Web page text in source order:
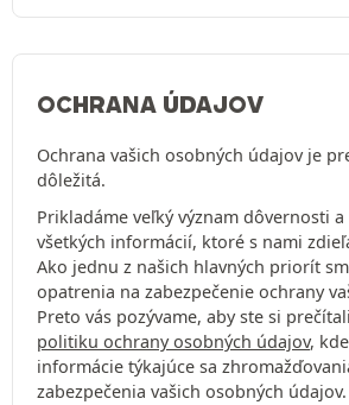
OCHRANA ÚDAJOV
Ochrana vašich osobných údajov je
dôležitá.
Prikladáme veľký význam dôvernosti
všetkých informácií, ktoré s nami
Ako jednu z našich hlavných priorít
opatrenia na zabezpečenie ochrany
Preto vás pozývame, aby ste si
politiku ochrany osobných údajov,
informácie týkajúce sa
zabezpečenia vašich osobných údajov.